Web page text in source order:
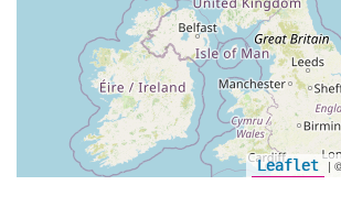
Leaflet |